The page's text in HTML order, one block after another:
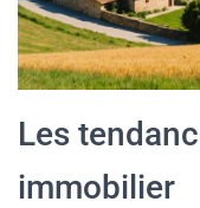
Les
immobilier